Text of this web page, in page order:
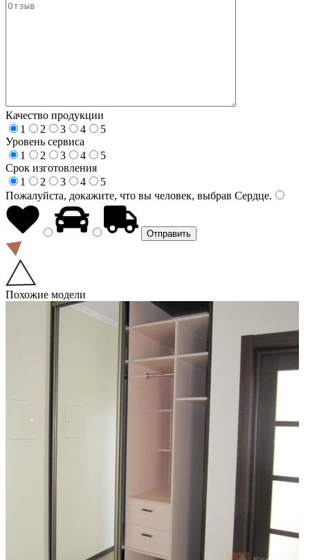
Качество продукции
1
2 3 4
5
Уровень сервиса
1
2 3 4
5
Срок изготовления
1
2 3 4
5
Пожалуйста, докажите, что вы человек, выбрав Сердце.
Похожие модели